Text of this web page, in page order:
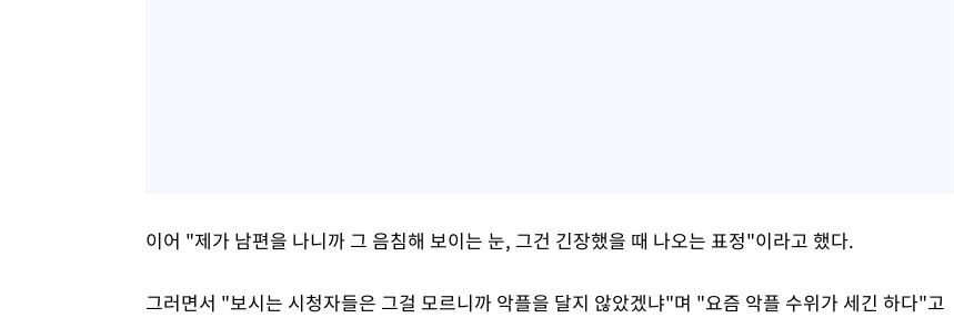
이어 "제가 남편을 나니까 그 음침해 보이는 눈, 그건 긴장했을 때 나오는 표정"이라고 했다.
그러면서 "보시는 시청자들은 그걸 모르니까 악플을 달지 않았겠냐"며 "요즘 악플 수위가 세긴 하다"고